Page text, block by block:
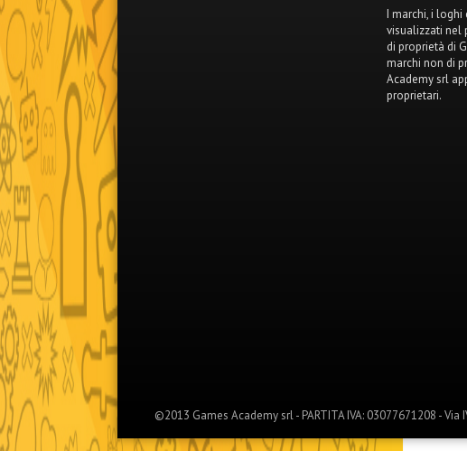
I marchi, i
visualizzati nel
di proprietà di
marchi non di
Academy srl
proprietari.
©2013 Games Academy srl - PARTITA IVA: 03077671208 -